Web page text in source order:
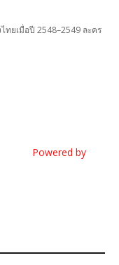
ทยเมื่อปี 2548–2549 ละคร
Powered by